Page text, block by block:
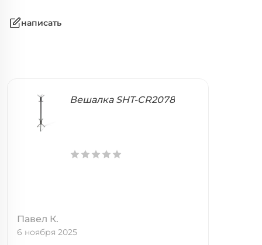
написать
Вешалка SHT-CR2078
Павел К.
6 ноября 2025